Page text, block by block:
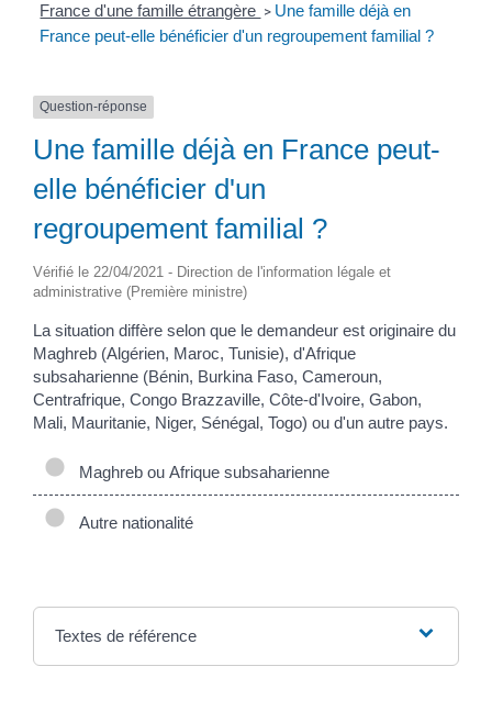
France d'une famille étrangère > Une famille déjà en
France peut-elle bénéficier d'un regroupement familial ?
Question-réponse
Une famille déjà en France peut-
elle bénéficier d'un
regroupement familial ?
Vérifié le 22/04/2021 - Direction de l'information légale et
administrative (Première ministre)
La situation diffère selon que le demandeur est originaire du
Maghreb (Algérien, Maroc, Tunisie), d'Afrique
subsaharienne (Bénin, Burkina Faso, Cameroun,
Centrafrique, Congo Brazzaville, Côte-d'Ivoire, Gabon,
Mali, Mauritanie, Niger, Sénégal, Togo) ou d'un autre pays.
Maghreb ou Afrique subsaharienne
Autre nationalité
Textes de référence